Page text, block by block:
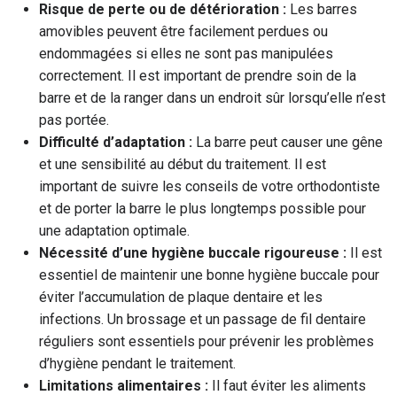
Risque de perte ou de détérioration : Les barres
amovibles peuvent être facilement perdues ou
endommagées si elles ne sont pas manipulées
correctement. Il est important de prendre soin de la
barre et de la ranger dans un endroit sûr lorsqu’elle n’est
pas portée.
Difficulté d’adaptation : La barre peut causer une gêne
et une sensibilité au début du traitement. Il est
important de suivre les conseils de votre orthodontiste
et de porter la barre le plus longtemps possible pour
une adaptation optimale.
Nécessité d’une hygiène buccale rigoureuse : Il est
essentiel de maintenir une bonne hygiène buccale pour
éviter l’accumulation de plaque dentaire et les
infections. Un brossage et un passage de fil dentaire
réguliers sont essentiels pour prévenir les problèmes
d’hygiène pendant le traitement.
Limitations alimentaires : Il faut éviter les aliments